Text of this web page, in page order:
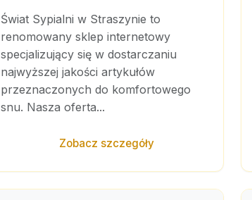
Świat Sypialni w Straszynie to
renomowany sklep internetowy
specjalizujący się w dostarczaniu
najwyższej jakości artykułów
przeznaczonych do komfortowego
snu. Nasza oferta...
Zobacz szczegóły